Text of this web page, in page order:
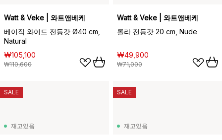
Watt & Veke | 와트앤베케
베이직 와이드 전등갓 Ø40 cm,
Natural
₩105,100
₩110,600
Watt & Veke | 와트앤베케
롤라 전등갓 20 cm, Nude
₩49,900
₩71,000
재고있음
SALE
재고있음
SALE